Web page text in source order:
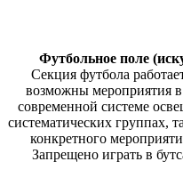
Футбольное поле
Секция футбола
возможны мероприятия в
современной системе
систематических группах,
конкретного
Запрещено играть в